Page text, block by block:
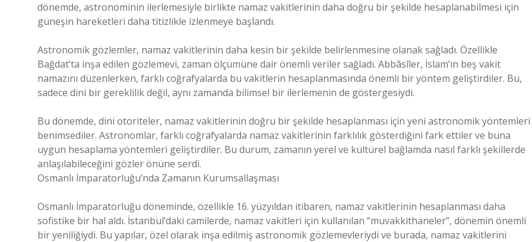
dönemde, astronominin ilerlemesiyle birlikte namaz vakitlerinin daha doğru bir şekilde hesaplanabilmesi için
güneşin hareketleri daha titizlikle izlenmeye başlandı.
Astronomik gözlemler, namaz vakitlerinin daha kesin bir şekilde belirlenmesine olanak sağladı. Özellikle
Bağdat’ta inşa edilen gözlemevi, zaman ölçümüne dair önemli veriler sağladı. Abbâsîler, İslam’ın beş vakit
namazını düzenlerken, farklı coğrafyalarda bu vakitlerin hesaplanmasında önemli bir yöntem geliştirdiler. Bu,
sadece dini bir gereklilik değil, aynı zamanda bilimsel bir ilerlemenin de göstergesiydi.
Bu dönemde, dini otoriteler, namaz vakitlerinin doğru bir şekilde hesaplanması için yeni astronomik yöntemleri
benimsediler. Astronomlar, farklı coğrafyalarda namaz vakitlerinin farklılık gösterdiğini fark ettiler ve buna
uygun hesaplama yöntemleri geliştirdiler. Bu durum, zamanın yerel ve kültürel bağlamda nasıl farklı şekillerde
anlaşılabileceğini gözler önüne serdi.
Osmanlı İmparatorluğu’nda Zamanın Kurumsallaşması
Osmanlı İmparatorluğu döneminde, özellikle 16. yüzyıldan itibaren, namaz vakitlerinin hesaplanması daha
sofistike bir hal aldı. İstanbul’daki camilerde, namaz vakitleri için kullanılan “muvakkithaneler”, dönemin önemli
bir yeniliğiydi. Bu yapılar, özel olarak inşa edilmiş astronomik gözlemevleriydi ve burada, namaz vakitlerini